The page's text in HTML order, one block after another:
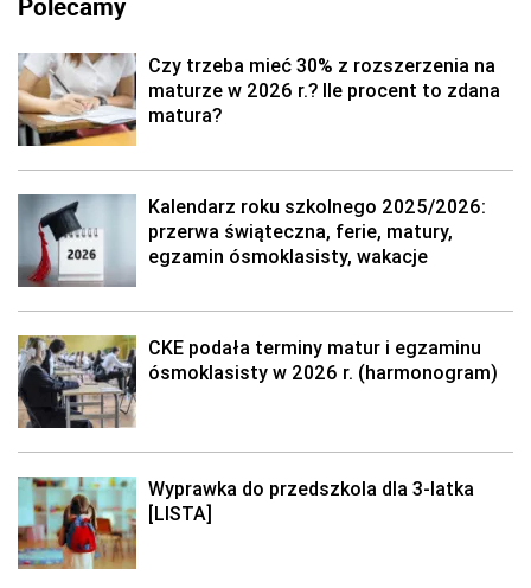
Czy trzeba mieć 30% z rozszerzenia na
maturze w 2026 r.? Ile procent to zdana
matura?
Kalendarz roku szkolnego 2025/2026:
przerwa świąteczna, ferie, matury,
egzamin ósmoklasisty, wakacje
CKE podała terminy matur i egzaminu
ósmoklasisty w 2026 r. (harmonogram)
Wyprawka do przedszkola dla 3-latka
[LISTA]